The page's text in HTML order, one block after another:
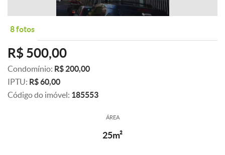
8 fotos
R$ 500,00
Condomínio: R$ 200,00
IPTU: R$ 60,00
Código do imóvel: 185553
ÁREA
25m²